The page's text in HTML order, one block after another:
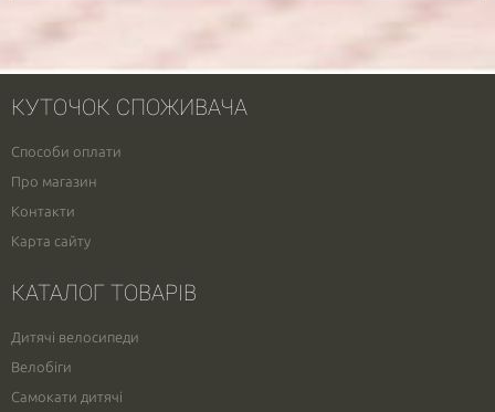
КУТОЧОК СПОЖИВАЧА
Способи оплати
Про магазин
Контакти
Карта сайту
КАТАЛОГ ТОВАРІВ
Дитячі велосипеди
Велобіги
Самокати дитячі